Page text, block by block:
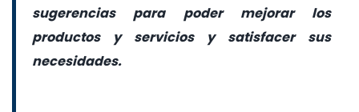
sugerencias para poder mejorar los
productos y servicios y satisfacer sus
necesidades.